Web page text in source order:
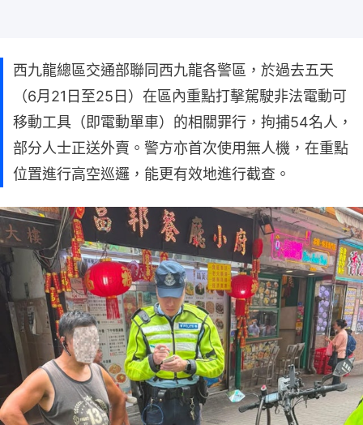
西九龍總區交通部聯同西九龍各警區，於過去五天
（6月21日至25日）在區內重點打擊駕駛非法電動可
移動工具（即電動單車）的相關罪行，拘捕54名人，
部分人士正送外賣。警方亦首次使用無人機，在重點
位置進行高空巡邏，能更有效地進行截查。